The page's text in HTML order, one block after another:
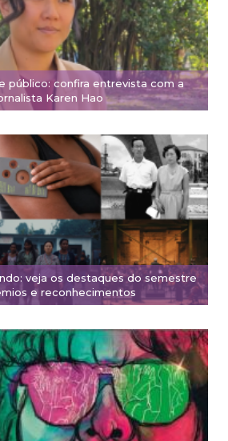
público: confira entrevista com a
Karen Hao
veja os destaques do semestre
e reconhecimentos